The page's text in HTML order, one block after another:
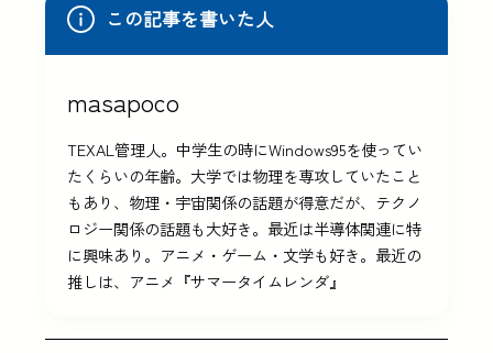
この記事を書いた人
masapoco
TEXAL管理人。中学生の時にWindows95を使ってい
たくらいの年齢。大学では物理を専攻していたこと
もあり、物理・宇宙関係の話題が得意だが、テクノ
ロジー関係の話題も大好き。最近は半導体関連に特
に興味あり。アニメ・ゲーム・文学も好き。最近の
推しは、アニメ『サマータイムレンダ』